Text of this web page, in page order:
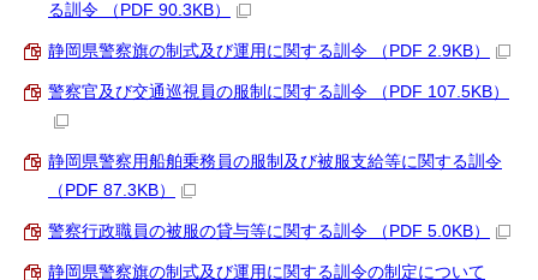
る訓令 （PDF 90.3KB）
静岡県警察旗の制式及び運用に関する訓令 （PDF 2.9KB）
警察官及び交通巡視員の服制に関する訓令 （PDF 107.5KB）
静岡県警察用船舶乗務員の服制及び被服支給等に関する訓令
（PDF 87.3KB）
警察行政職員の被服の貸与等に関する訓令 （PDF 5.0KB）
静岡県警察旗の制式及び運用に関する訓令の制定について